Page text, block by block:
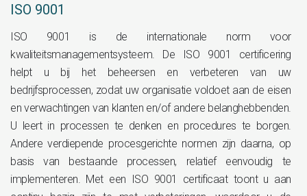
ISO 9001
ISO 9001 is de internationale norm voor
kwaliteitsmanagementsysteem. De ISO 9001 certificering
helpt u bij het beheersen en verbeteren van uw
bedrijfsprocessen, zodat uw organisatie voldoet aan de eisen
en verwachtingen van klanten en/of andere belanghebbenden.
U leert in processen te denken en procedures te borgen.
Andere verdiepende procesgerichte normen zijn daarna, op
basis van bestaande processen, relatief eenvoudig te
implementeren. Met een ISO 9001 certificaat toont u aan